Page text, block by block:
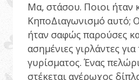
Μα, στάσου. Ποιοι ήταν
ΚηποΔιαγωνισμό αυτό;
ήταν σαφώς παρούσες
ασημένιες γιρλάντες
γυρίσματος. Ένας
στέκεται αγέρωχος